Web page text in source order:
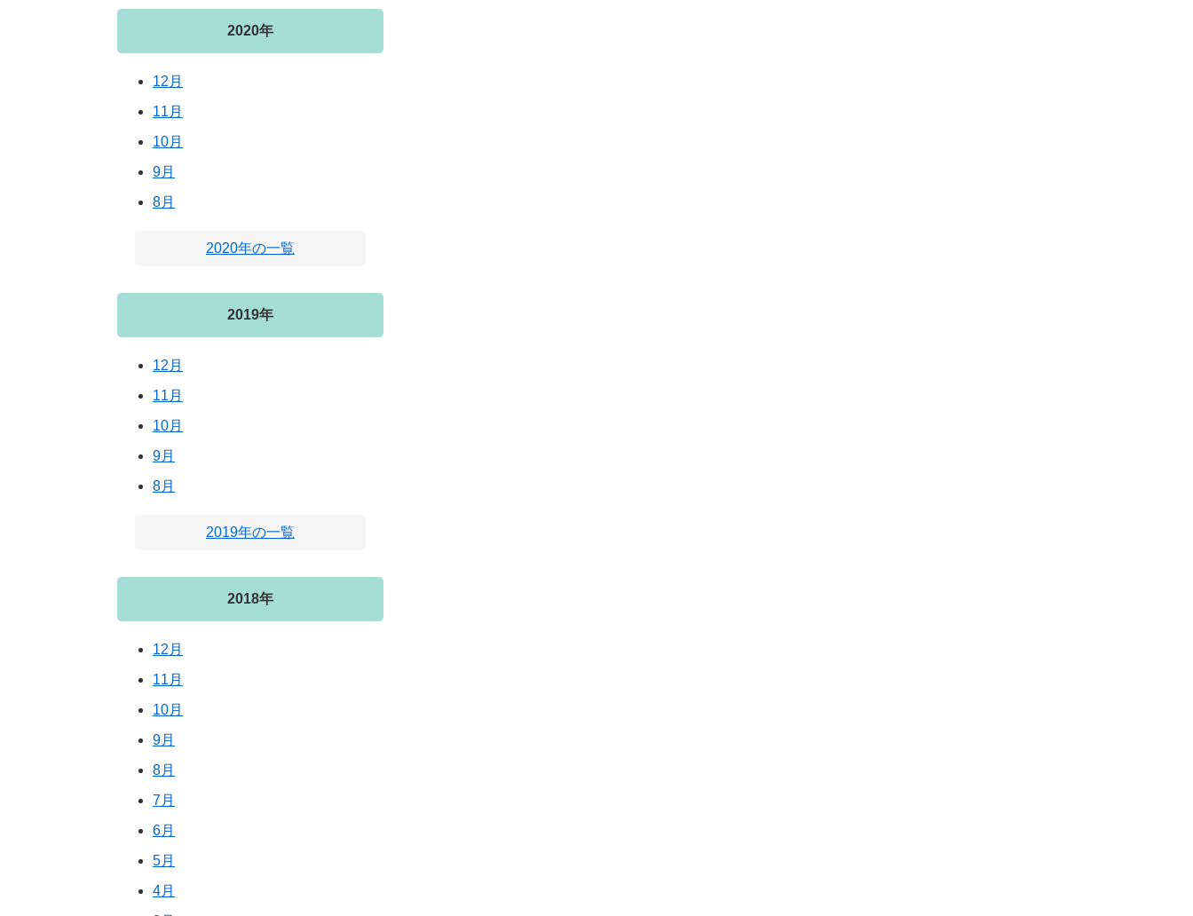
2020年
12月
11月
10月
9月
8月
2020年の一覧
2019年
12月
11月
10月
9月
8月
2019年の一覧
2018年
12月
11月
10月
9月
8月
7月
6月
5月
4月